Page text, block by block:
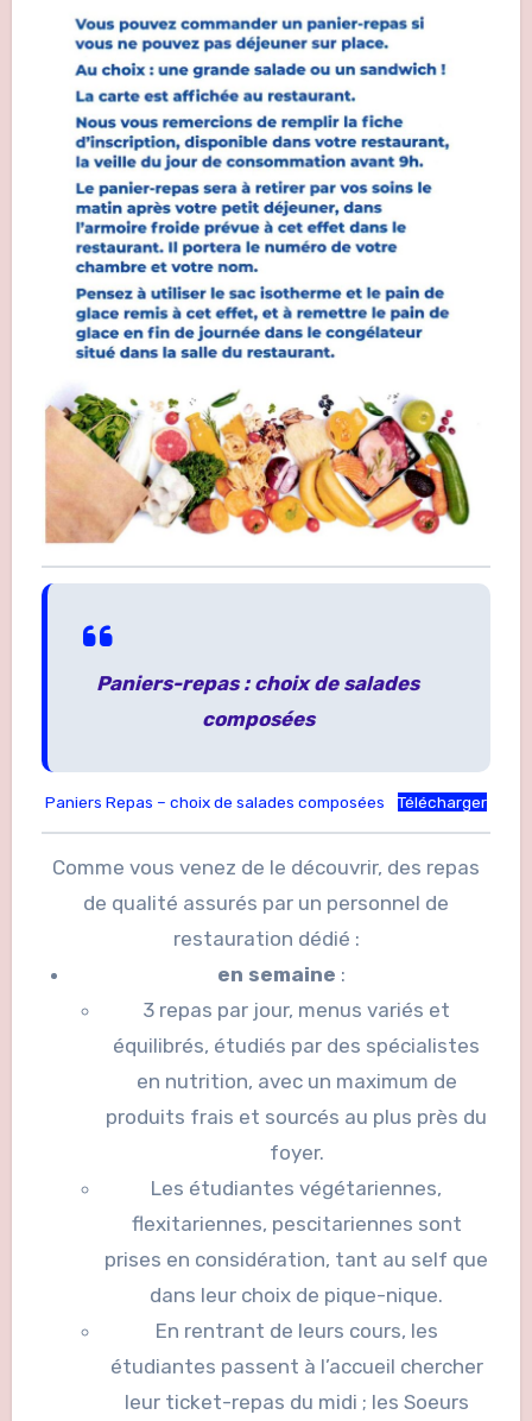
Paniers-repas : choix de salades
composées
Paniers Repas – choix de salades composées Télécharger
Comme vous venez de le découvrir, des repas
de qualité assurés par un personnel de
restauration dédié :
en semaine :
3 repas par jour, menus variés et
équilibrés, étudiés par des spécialistes
en nutrition, avec un maximum de
produits frais et sourcés au plus près du
foyer.
Les étudiantes végétariennes,
flexitariennes, pescitariennes sont
prises en considération, tant au self que
dans leur choix de pique-nique.
En rentrant de leurs cours, les
étudiantes passent à l’accueil chercher
leur ticket-repas du midi ; les Soeurs